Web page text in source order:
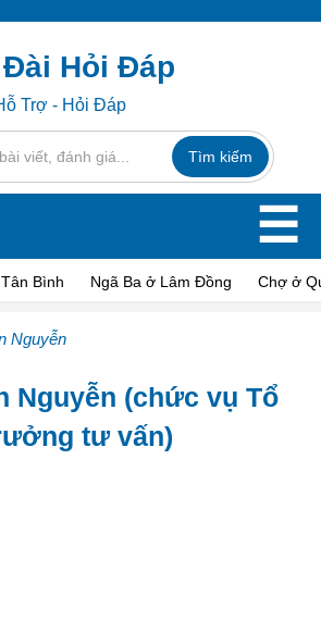
Hỏi Đáp
Trợ - Hỏi Đáp
☰
Bình Ngã Ba ở Lâm Đồng Chợ ở
Nguyễn
Nguyễn (chức vụ Tổ
tư vấn)